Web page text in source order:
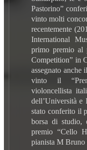
Pastorino”
vinto molti
recentemente
International
primo premio al
Competition” in
assegnato anche
vinto il
violoncellista
dell’Università e
stato conferito il
borsa di studio,
premio “Cello
pianista M Bruno